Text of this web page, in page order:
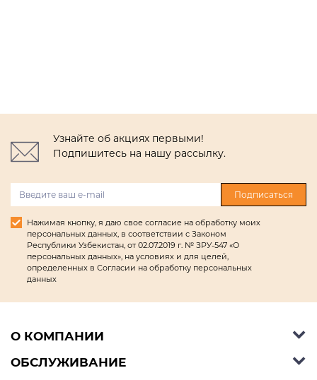
Узнайте об акциях первыми!
Подпишитесь на нашу рассылку.
Подписаться
Нажимая кнопку, я даю свое согласие на обработку моих
персональных данных, в соответствии с Законом
Республики Узбекистан, от 02.07.2019 г. № ЗРУ-547 «О
персональных данных», на условиях и для целей,
определенных в Согласии на обработку персональных
данных
О КОМПАНИИ
Об Ashley Furniture HomeStore
ОБСЛУЖИВАНИЕ